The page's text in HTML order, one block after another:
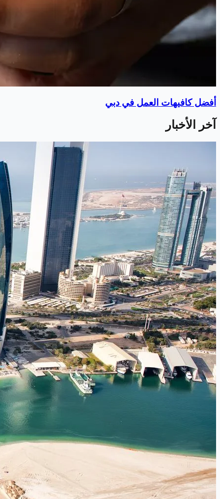
أفضل كافيهات العمل في دبي
آخر الأخبار